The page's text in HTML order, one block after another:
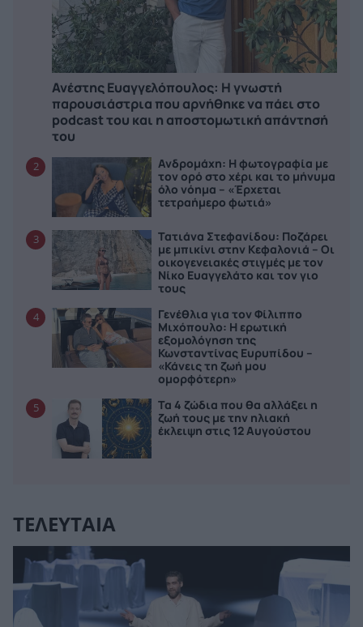
Ανέστης Ευαγγελόπουλος: Η γνωστή
παρουσιάστρια που αρνήθηκε να πάει στο
podcast του και η αποστομωτική απάντησή
του
2
Ανδρομάχη: Η φωτογραφία με
τον ορό στο χέρι και το μήνυμα
όλο νόημα – «Έρχεται
τετραήμερο φωτιά»
3
Τατιάνα Στεφανίδου: Ποζάρει
με μπικίνι στην Κεφαλονιά – Οι
οικογενειακές στιγμές με τον
Νίκο Ευαγγελάτο και τον γιο
τους
4
Γενέθλια για τον Φίλιππο
Μιχόπουλο: Η ερωτική
εξομολόγηση της
Κωνσταντίνας Ευρυπίδου –
«Κάνεις τη ζωή μου
ομορφότερη»
5
Τα 4 ζώδια που θα αλλάξει η
ζωή τους με την ηλιακή
έκλειψη στις 12 Αυγούστου
ΤΕΛΕΥΤΑΙΑ